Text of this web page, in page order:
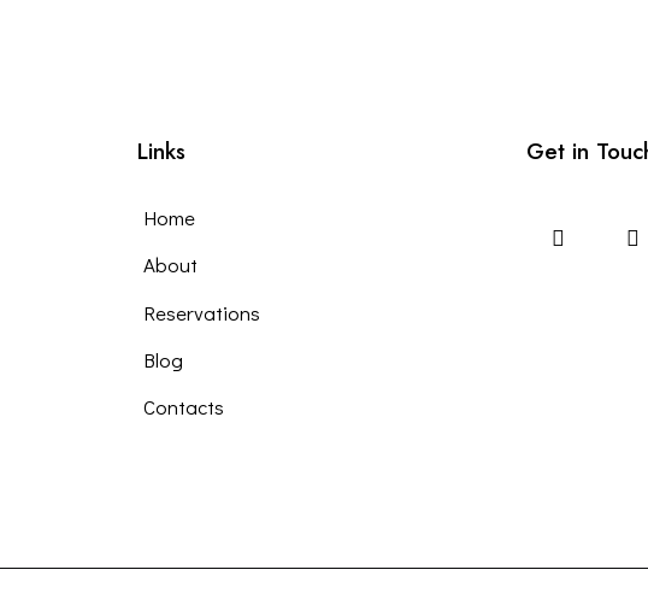
Links
Home
About
Reservations
Blog
Contacts
Get in